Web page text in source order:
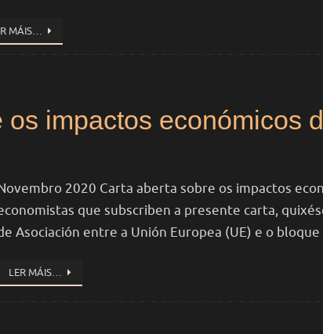
MÁIS…
os impactos económicos
2020 Carta aberta sobre os impactos
que subscriben a presente carta,
Asociación entre a Unión Europea (UE) e o
LER MÁIS…